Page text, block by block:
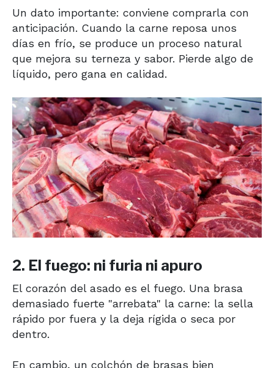
Un dato importante: conviene comprarla con
anticipación. Cuando la carne reposa unos
días en frío, se produce un proceso natural
que mejora su terneza y sabor. Pierde algo de
líquido, pero gana en calidad.
2. El fuego: ni furia ni apuro
El corazón del asado es el fuego. Una brasa
demasiado fuerte "arrebata" la carne: la sella
rápido por fuera y la deja rígida o seca por
dentro.
En cambio, un colchón de brasas bien